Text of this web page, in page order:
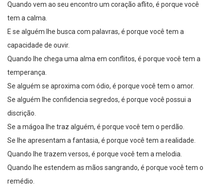
Quando vem ao seu encontro um coração aflito, é porque você
tem a calma.
E se alguém lhe busca com palavras, é porque você tem a
capacidade de ouvir.
Quando lhe chega uma alma em conflitos, é porque você tem a
temperança.
Se alguém se aproxima com ódio, é porque você tem o amor.
Se alguém lhe confidencia segredos, é porque você possui a
discrição.
Se a mágoa lhe traz alguém, é porque você tem o perdão.
Se lhe apresentam a fantasia, é porque você tem a realidade.
Quando lhe trazem versos, é porque você tem a melodia.
Quando lhe estendem as mãos sangrando, é porque você tem o
remédio.